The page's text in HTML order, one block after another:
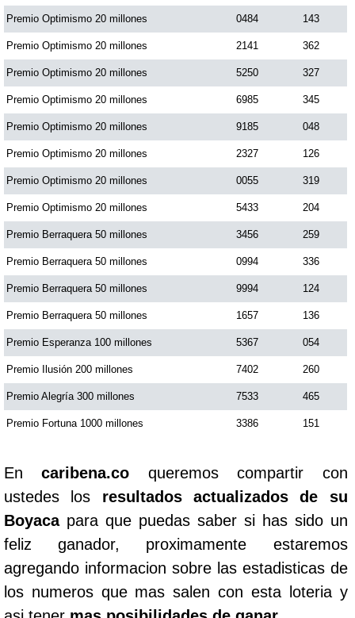
Premio Optimismo 20 millones 0484 143
Premio Optimismo 20 millones 2141 362
Premio Optimismo 20 millones 5250 327
Premio Optimismo 20 millones 6985 345
Premio Optimismo 20 millones 9185 048
Premio Optimismo 20 millones 2327 126
Premio Optimismo 20 millones 0055 319
Premio Optimismo 20 millones 5433 204
Premio Berraquera 50 millones 3456 259
Premio Berraquera 50 millones 0994 336
Premio Berraquera 50 millones 9994 124
Premio Berraquera 50 millones 1657 136
Premio Esperanza 100 millones 5367 054
Premio Ilusión 200 millones 7402 260
Premio Alegría 300 millones 7533 465
Premio Fortuna 1000 millones 3386 151
Encaribena.co queremos compartir con
ustedes los resultados actualizados de su
Boyacapara que puedas saber si has sido un
feliz ganador, proximamente estaremos
agregando informacion sobre las estadisticas de
los numeros que mas salen con esta loteria y